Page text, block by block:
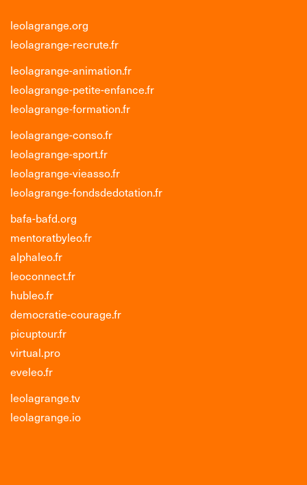
leolagrange.org
leolagrange-recrute.fr
leolagrange-animation.fr
leolagrange-petite-enfance.fr
leolagrange-formation.fr
leolagrange-conso.fr
leolagrange-sport.fr
leolagrange-vieasso.fr
leolagrange-fondsdedotation.fr
bafa-bafd.org
mentoratbyleo.fr
alphaleo.fr
leoconnect.fr
hubleo.fr
democratie-courage.fr
picuptour.fr
virtual.pro
eveleo.fr
leolagrange.tv
leolagrange.io